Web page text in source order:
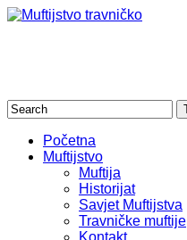
Početna
Muftijstvo
Muftija
Historijat
Savjet Muftijstva
Travničke muftije
Kontakt